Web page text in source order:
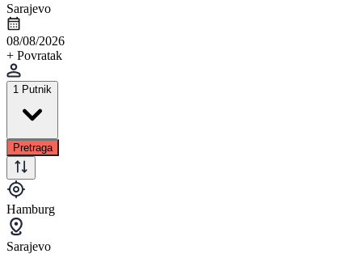
Sarajevo
08/08/2026
+ Povratak
1 Putnik
Pretraga
Hamburg
Sarajevo